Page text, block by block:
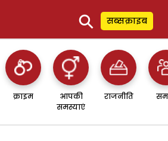
⚲ सब्सक्राइब
क्राइम
आपकी
समस्याएं
राजनीति